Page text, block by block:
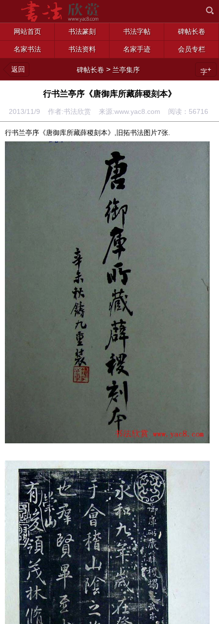
网站首页 书法篆刻 书法字帖 碑帖长卷
名家书法 书法资料 名家手迹 会员专栏
返回 碑帖长卷 > 兰亭集序 字+
行书兰亭序《唐御库所藏薛稷刻本》
2013/11/9 作者:书法欣赏 来源:www.yac8.com 阅读： 56716
行书兰亭序《唐御库所藏薛稷刻本》,旧拓书法图片7张.